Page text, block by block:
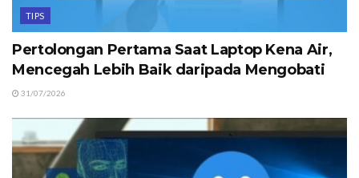
TIPS
Pertolongan Pertama Saat Laptop Kena Air,
Mencegah Lebih Baik daripada Mengobati
31/07/2026